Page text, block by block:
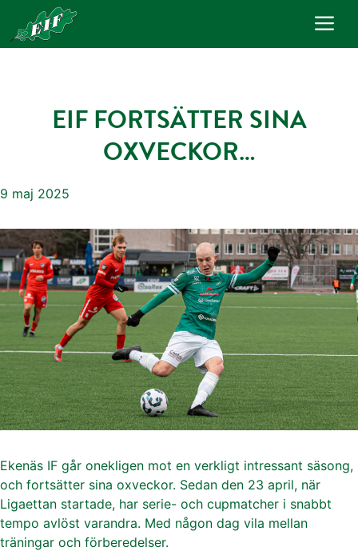
innehåll
EIF FORTSÄTTER SINA
OXVECKOR…
9 maj 2025
Ekenäs IF går onekligen mot en verkligt intressant säsong,
och fortsätter sina oxveckor. Sedan den 23 april, när
Ligaettan startade, har serie- och cupmatcher i snabbt
tempo avlöst varandra. Med någon dag vila mellan
träningar och förberedelser.